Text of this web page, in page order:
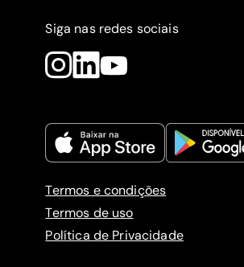
Siga nas redes sociais
Termos e condições
Termos de uso
Política de Privacidade